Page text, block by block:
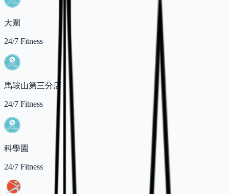
大圍
24/7 Fitness
馬鞍山第三分店
24/7 Fitness
科學園
24/7 Fitness